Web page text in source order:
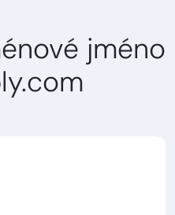
jméno